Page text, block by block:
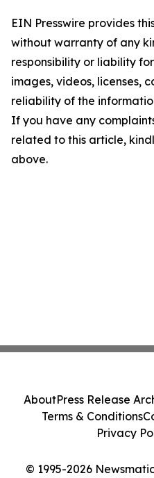
EIN Presswire provides
without warranty of any
responsibility or liability
images, videos, licenses,
reliability of the
If you have any
related to this article,
above.
© 1995-2026
AboutPress Release
Terms & Conditions
Privacy